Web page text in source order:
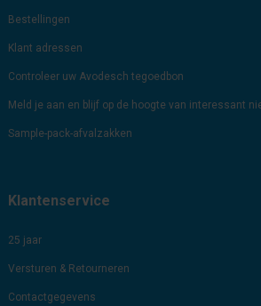
Bestellingen
Klant adressen
Controleer uw Avodesch tegoedbon
Meld je aan en blijf op de hoogte van interessant
Sample-pack-afvalzakken
Klantenservice
25 jaar
Versturen & Retourneren
Contactgegevens